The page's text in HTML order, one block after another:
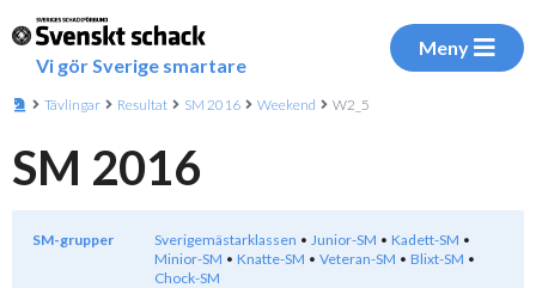
Vi gör Sverige smartare
Meny
Tävlingar Resultat SM 2016 Weekend W2_5
SM 2016
SM-grupper Sverigemästarklassen Junior-SM
Kadett-SM
Minior-SM
Knatte-SM Veteran-SM
Blixt-SM
Chock-SM